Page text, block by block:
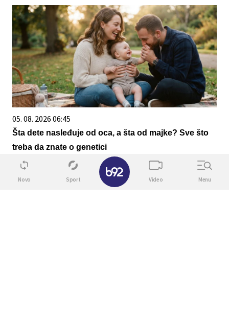
05. 08. 2026 06:45
Šta dete nasleđuje od oca, a šta od majke? Sve što
treba da znate o genetici
Novo Sport Video Menu
✕